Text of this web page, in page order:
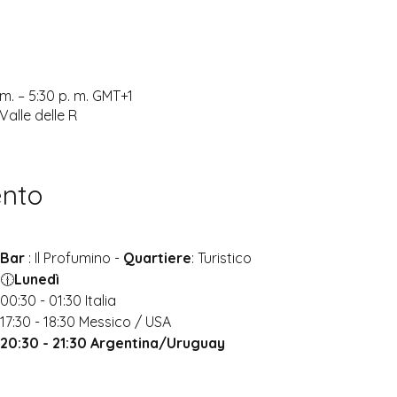
– 5:30 p. m. GMT+1
delle R
Bar : Il Profumino - Quartiere: Turistico
🕧Lunedì
00:30 - 01:30 Italia
17:30 - 18:30 Messico / USA
20:30 - 21:30 Argentina/Uruguay